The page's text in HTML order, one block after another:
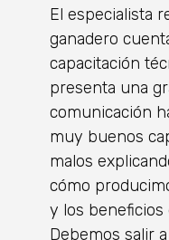
El especialista
ganadero
capacitación
presenta una
comunicación
muy buenos
malos
cómo
y los beneficios
Debemos salir